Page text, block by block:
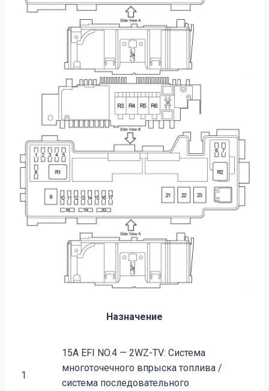
Назначение
1
15A EFI NO.4 — 2WZ-TV: Система
многоточечного впрыска топлива /
система последовательного